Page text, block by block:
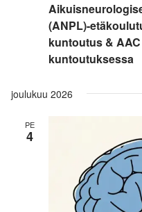
(ANPL)-
kuntoutus &
kuntoutuksessa
joulukuu 2026
PE
4